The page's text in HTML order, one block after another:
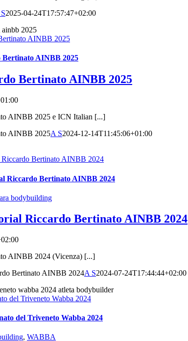
2025-04-24T17:57:47+02:00
AINBB 2025
AINBB 2025
Bertinato AINBB 2025
AINBB 2025 e ICN Italian [...]
AINBB 2025A S2024-12-14T11:45:06+01:00
Riccardo Bertinato AINBB 2024
Riccardo Bertinato AINBB 2024
bodybuilding
Riccardo Bertinato AINBB 2024
AINBB 2024 (Vicenza) [...]
Bertinato AINBB 2024A S2024-07-24T17:44:44+02:00
del Triveneto Wabba 2024
del Triveneto Wabba 2024
, WABBA